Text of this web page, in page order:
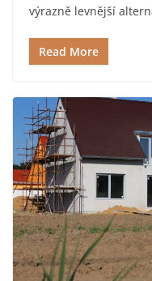
výrazně levnější
Read More